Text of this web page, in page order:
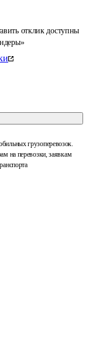
отклик доступны
грузоперевозок.
на перевозки, заявкам